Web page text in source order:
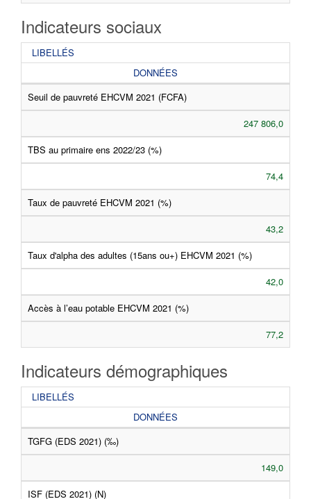
Indicateurs sociaux
LIBELLÉS
DONNÉES
Seuil de pauvreté EHCVM 2021 (FCFA)
247 806,0
TBS au primaire ens 2022/23 (%)
74,4
Taux de pauvreté EHCVM 2021 (%)
43,2
Taux d'alpha des adultes (15ans ou+) EHCVM 2021 (%)
42,0
Accès à l’eau potable EHCVM 2021 (%)
77,2
Indicateurs démographiques
LIBELLÉS
DONNÉES
TGFG (EDS 2021) (‰)
149,0
ISF (EDS 2021) (N)